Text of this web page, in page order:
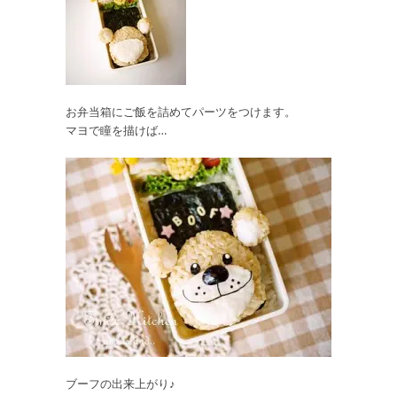
お弁当箱にご飯を詰めてパーツをつけます。
マヨで瞳を描けば…
ブーフの出来上がり♪